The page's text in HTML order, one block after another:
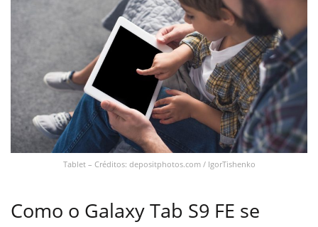
Tablet – Créditos: depositphotos.com / IgorTishenko
Como o Galaxy Tab S9 FE se